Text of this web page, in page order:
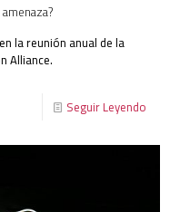
la reunión anual de la
Alliance.
Seguir Leyendo